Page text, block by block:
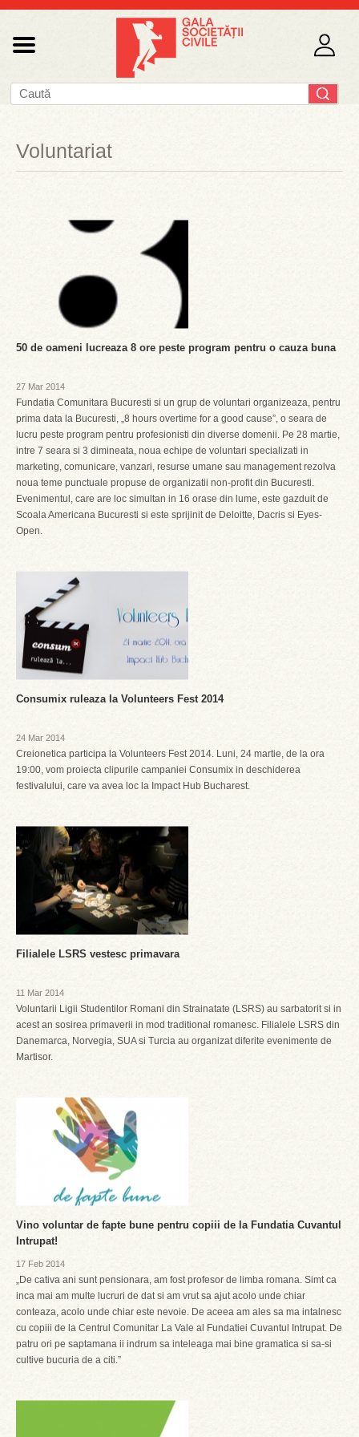
Voluntariat
50 de oameni lucreaza 8 ore peste program pentru o cauza buna
27 Mar 2014
Fundatia Comunitara Bucuresti si un grup de voluntari organizeaza, pentru
prima data la Bucuresti, „8 hours overtime for a good cause”, o seara de
lucru peste program pentru profesionisti din diverse domenii. Pe 28 martie,
intre 7 seara si 3 dimineata, noua echipe de voluntari specializati in
marketing, comunicare, vanzari, resurse umane sau management rezolva
noua teme punctuale propuse de organizatii non-profit din Bucuresti.
Evenimentul, care are loc simultan in 16 orase din lume, este gazduit de
Scoala Americana Bucuresti si este sprijinit de Deloitte, Dacris si Eyes-
Open.
Consumix ruleaza la Volunteers Fest 2014
24 Mar 2014
Creionetica participa la Volunteers Fest 2014. Luni, 24 martie, de la ora
19:00, vom proiecta clipurile campaniei Consumix in deschiderea
festivalului, care va avea loc la Impact Hub Bucharest.
Filialele LSRS vestesc primavara
11 Mar 2014
Voluntarii Ligii Studentilor Romani din Strainatate (LSRS) au sarbatorit si in
acest an sosirea primaverii in mod traditional romanesc. Filialele LSRS din
Danemarca, Norvegia, SUA si Turcia au organizat diferite evenimente de
Martisor.
Vino voluntar de fapte bune pentru copiii de la Fundatia Cuvantul
Intrupat!
17 Feb 2014
„De cativa ani sunt pensionara, am fost profesor de limba romana. Simt ca
inca mai am multe lucruri de dat si am vrut sa ajut acolo unde chiar
conteaza, acolo unde chiar este nevoie. De aceea am ales sa ma intalnesc
cu copiii de la Centrul Comunitar La Vale al Fundatiei Cuvantul Intrupat. De
patru ori pe saptamana ii indrum sa inteleaga mai bine gramatica si sa-si
cultive bucuria de a citi.”